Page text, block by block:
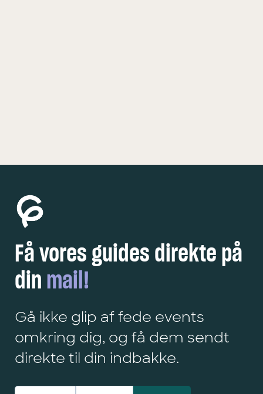
Få vores guides direkte på
din mail!
Gå ikke glip af fede events
omkring dig, og få dem sendt
direkte til din indbakke.